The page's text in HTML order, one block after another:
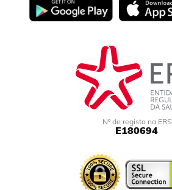
Nº de registo na ERS
E180694